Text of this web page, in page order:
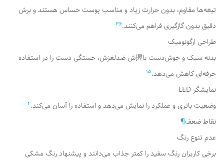
تیغه‌ها مقاوم، بدون حرارت زیاد و مناسب پوست حساس هستند و برش
دقیق بدون گازگیری فراهم می‌کنند. 36
طراحی ارگونومیک
بدنه سبک و خوش‌دست با握ش ضدلغزش، خستگی دست را در استفاده
حرفه‌ای کاهش می‌دهد. 15
نمایشگر LED
وضعیت باتری و عملکرد را نمایش می‌دهد و استفاده را آسان می‌کند.4
نقاط ضعف¶
عدم تنوع رنگ
برخی کاربران رنگ سفید را کمتر جذاب می‌دانند و پیشنهاد رنگ مشکی